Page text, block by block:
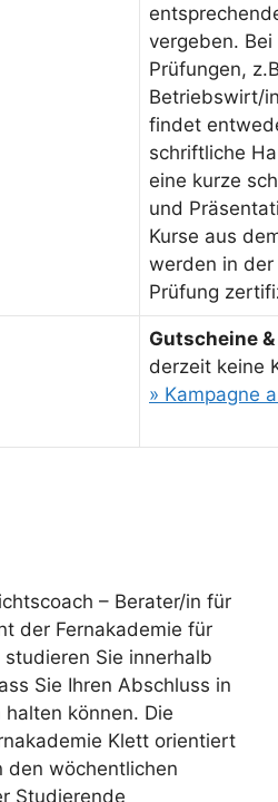
vergeben.
Prüfungen,
Betriebswirt/
findet
schriftliche
eine kurze
und
Kurse aus
werden in der
Prüfung
Gutscheine
derzeit keine
» Kampagne
– Berater/in für
der Fernakademie für
Sie innerhalb
Sie Ihren Abschluss in
können. Die
Klett orientiert
den wöchentlichen
Studierende